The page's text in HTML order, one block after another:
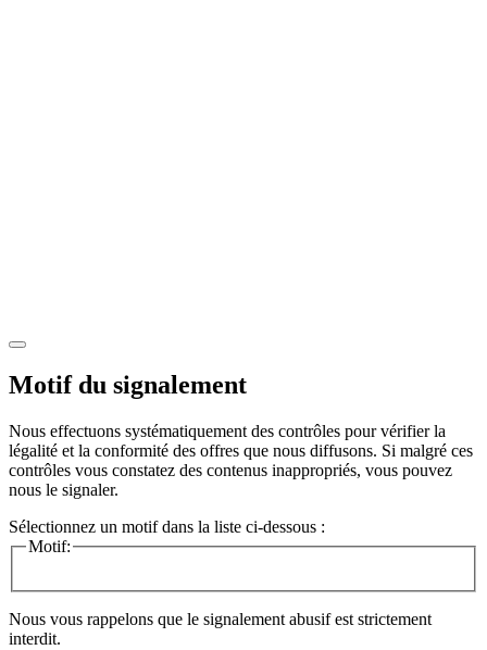
Motif du signalement
Nous effectuons systématiquement des contrôles pour vérifier la
légalité et la conformité des offres que nous diffusons. Si malgré ces
contrôles vous constatez des contenus inappropriés, vous pouvez
nous le signaler.
Sélectionnez un motif dans la liste ci-dessous :
Motif:
Nous vous rappelons que le signalement abusif est strictement
interdit.